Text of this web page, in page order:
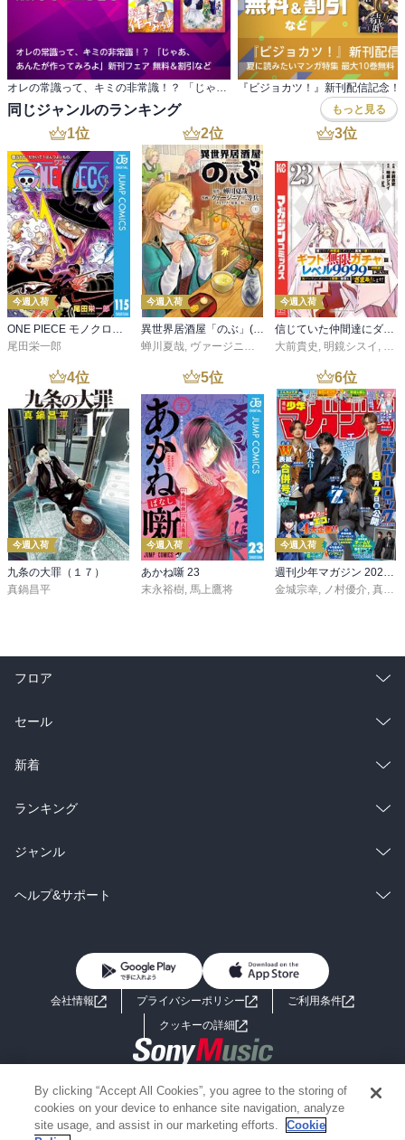
オレの常識って、キミの非常識！？ 「じゃあ、 あんたが作ってみろよ」新刊フェア 無料＆割引など
同じジャンルのランキング もっと見る
1位
今週入荷
ONE PIECE モノクロ版 115
尾田栄一郎
2位
今週入荷
異世界居酒屋「のぶ」(22)
蝉川夏哉, ヴァージニア二等兵 ,転
3位
今週入荷
信じていた仲間達にダンジョン奥地で殺されかけたがギフト『無限ガチャ』でレベル９９９９の仲間達を手に入れて元パーティーメンバーと世界に復讐＆『ざまぁ！』します！（２３）
大前貴史 , 明鏡シスイ , ｔ
4位
今週入荷
九条の大罪（１７）
真鍋昌平
5位
今週入荷
あかね噺 23
末永裕樹, 馬上鷹将
6位
今週入荷
週刊少年マガジン 2026年36・37号[2026年8月5日発売]
金城宗幸, ノ村優介, 真島ヒロ
フロア
総合
ラノベ
雑誌・グラビア
BL・TL
セール
総合
ラノベ
雑誌・グラビア
BL・TL
新着
総合
ラノベ
雑誌・グラビア
ランキング
総合
ラノベ
ジャンル
コミック
ライトノベル 男子向けラノベ
小説
海外小説
ミステリー SF
ヘルプ&サポート
よくあるご質問 お問い合わせ
会社情報 プライバシーポリシー
ご利用条件
クッキーの詳細
Copyright 2017 - 2026 Sony Music Entertainment(Japan) Inc.
Information on the site is for the Japan domestic market only
powered by
By clicking “Accept All Cookies”, you agree to the storing of
cookies on your device to enhance site navigation, analyze
site usage, and assist in our marketing efforts.
Cookie